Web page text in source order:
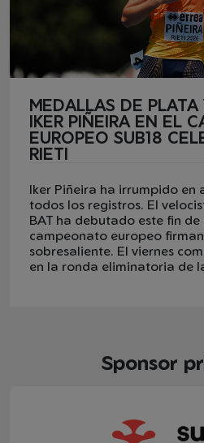
MEDALLAS DE
IKER PIÑEIRA EN EL
EUROPEO SUB18
RIETI
Iker Piñeira ha irrumpido
todos los registros. El
BAT ha debutado este fin de
campeonato europeo
sobresaliente. El viernes
en la ronda eliminatoria de
Sponsor